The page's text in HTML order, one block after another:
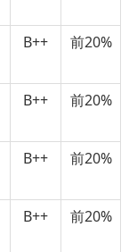
B++ 前20%
B++ 前20%
B++ 前20%
B++ 前20%